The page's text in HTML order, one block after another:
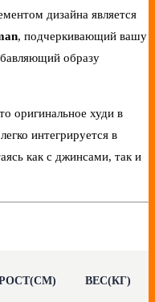
дизайна является
, подчеркивающий вашу
образу
оригинальное худи в
интегрируется в
как с джинсами, так и
ВЕС(КГ)